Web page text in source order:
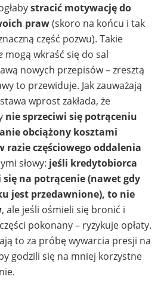
stracić motywację do
praw(skoro na końcu i tak
część pozwu). Takie
mogą wkraść się do sal
nowych przepisów – zresztą
to przewiduje. Jak zauważają
wprost zakłada, że
nie sprzeciwi się potrąceniu
obciążony kosztami
razie częściowego oddalenia
słowy: jeśli kredytobiorca
się na potrącenie (nawet gdy
jest przedawnione), to nie
, ale jeśli ośmieli się bronić i
pokonany – ryzykuje opłaty.
to za próbę wywarcia presji na
godzili się na mniej korzystne